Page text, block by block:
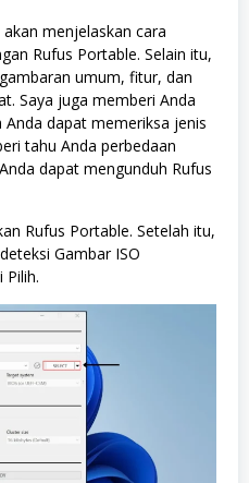
menjelaskan cara
Rufus Portable. Selain itu,
umum, fitur, dan
Saya juga memberi Anda
dapat memeriksa jenis
tahu Anda perbedaan
dapat mengunduh Rufus
Rufus Portable. Setelah itu,
Gambar ISO
Pilih.